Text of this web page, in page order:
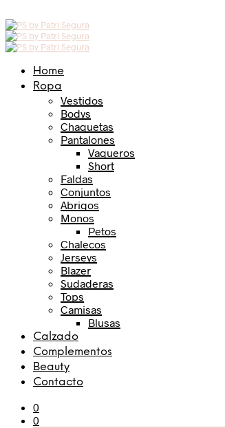
Home
Ropa
Vestidos
Bodys
Chaquetas
Pantalones
Vaqueros
Short
Faldas
Conjuntos
Abrigos
Monos
Petos
Chalecos
Jerseys
Blazer
Sudaderas
Tops
Camisas
Blusas
Calzado
Complementos
Beauty
Contacto
0
0